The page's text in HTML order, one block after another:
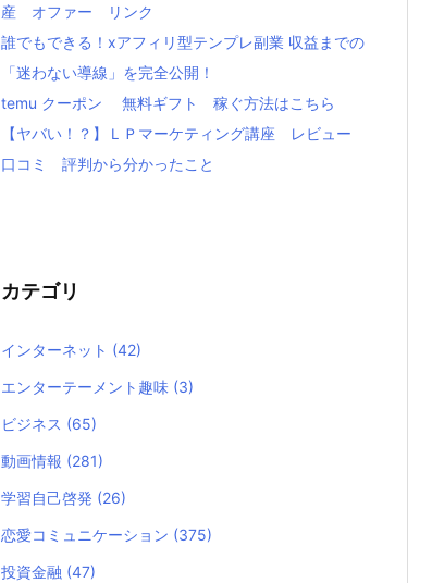
産 オファー リンク
誰でもできる！xアフィリ型テンプレ副業 収益までの
「迷わない導線」を完全公開！
temu クーポン 無料ギフト 稼ぐ方法はこちら
【ヤバい！？】ＬＰマーケティング講座 レビュー
口コミ 評判から分かったこと
カテゴリ
インターネット (42)
エンターテーメント趣味 (3)
ビジネス (65)
動画情報 (281)
学習自己啓発 (26)
恋愛コミュニケーション (375)
投資金融 (47)